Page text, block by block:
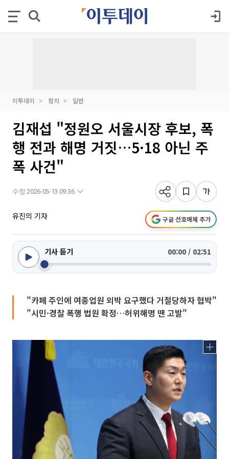
이투데이 정치 일반
김재섭 "정원오 서울시장 후보, 폭
행 전과 해명 거짓…5·18 아닌 주
폭 사건"
수정 2026-05-13 09:36
유진의 기자 구글 선호매체 추가
기사 듣기 00:00 / 02:51
"카페 주인에 여종업원 외박 요구했다 거절당하자 협박"
"시민·경찰 폭행 법원 확정…허위해명 땐 고발"